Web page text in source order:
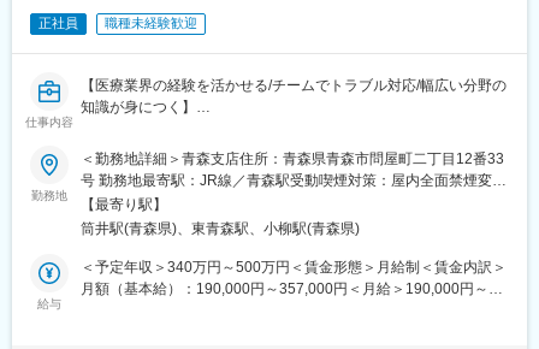
多く、２～３週間程度でキャッチアップしておりますのでご安心
ください。
■就業時間補足 ※下記「就業時間」欄と併せてご確認ください。
月・火・水・金は基本的に（1）ですが、状況に応じて（3）
（4）の場合もございます。
ます。
※週44時間特例措置対象事業場です。
正社員 職種未経験歓迎
仕事内容
【医療業界の経験を活かせる/チームでトラブル対応/幅広い分野の
知識が身につく】
■業務内容：
医科、歯科、薬局、介護などの医療機関向けコンピュータシステ
ム（レセコン・電子薬歴・電子カルテ等）の開発および販売を手
掛ける同社にてシステム導入時のサポート職（インストラクタ
ー）として業務をご担当いただきます。
■業務詳細
勤務地
＜勤務地詳細＞青森支店住所：青森県青森市問屋町二丁目12番33
号 勤務地最寄駅：JR線／青森駅受動喫煙対策：屋内全面禁煙変更
の範囲：会社の定める事業所
【最寄り駅】
筒井駅(青森県)、東青森駅、小柳駅(青森県)
給与
＜予定年収＞340万円～500万円＜賃金形態＞月給制＜賃金内訳＞
月額（基本給）：190,000円～357,000円＜月給＞190,000円～